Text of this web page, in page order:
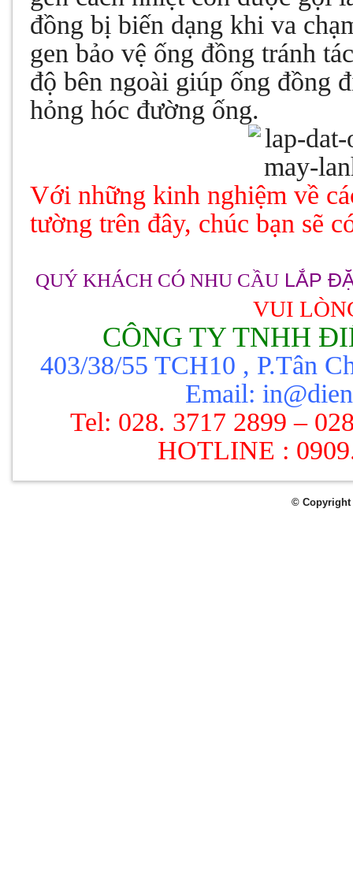
đồng bị biến dạng khi va
gen bảo vệ ống đồng tránh
độ bên ngoài giúp ống đồng
hỏng hóc đường ống.
Với những kinh nghiệm về
tường trên đây, chúc bạn sẽ
QUÝ KHÁCH CÓ NHU CẦULẮP
VUI
CÔNG TY TNHH
403/38/55 TCH10 , P.Tân
Email:
Tel: 028. 3717 2899 –
HOTLINE :
© Copyright